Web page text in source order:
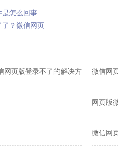
是怎么回事
？微信网页
网页版登录不了的解决方
微信网
网页版
微信网